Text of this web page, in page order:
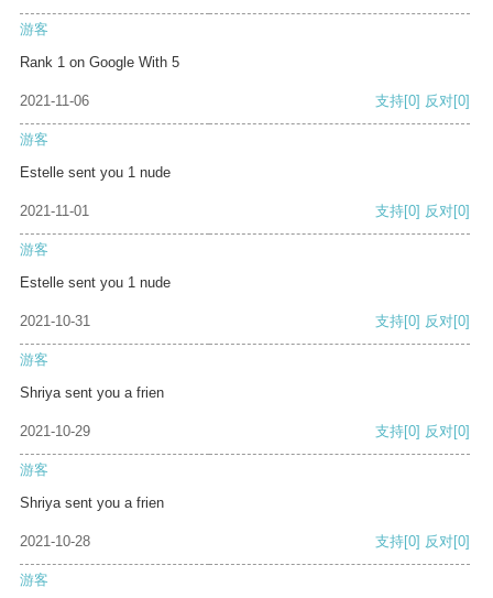
游客
Rank 1 on Google With 5
2021-11-06 支持[0] 反对[0]
游客
Estelle sent you 1 nude
2021-11-01 支持[0] 反对[0]
游客
Estelle sent you 1 nude
2021-10-31 支持[0] 反对[0]
游客
Shriya sent you a frien
2021-10-29 支持[0] 反对[0]
游客
Shriya sent you a frien
2021-10-28 支持[0] 反对[0]
游客